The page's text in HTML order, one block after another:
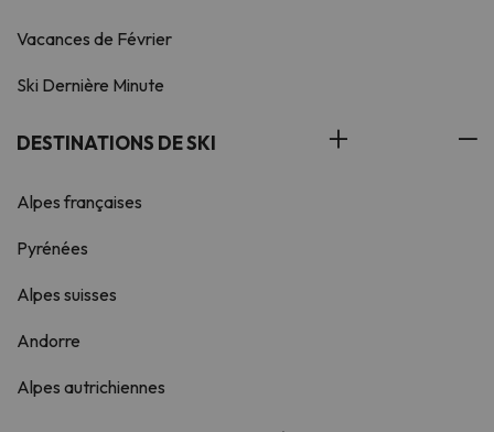
Vacances de Février
Ski Dernière Minute
DESTINATIONS DE SKI
Alpes françaises
Pyrénées
Alpes suisses
Andorre
Alpes autrichiennes